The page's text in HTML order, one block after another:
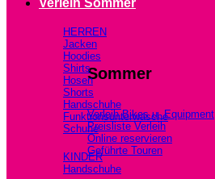
Verleih Sommer
Sommer
Verleih Bikes u. Equipment
Preisliste Verleih
Online reservieren
Geführte Touren
HERREN
Jacken
Hoodies
Shirts
Hosen
Shorts
Handschuhe
Funktionsunterwäsche
Schuhe
KINDER
Handschuhe